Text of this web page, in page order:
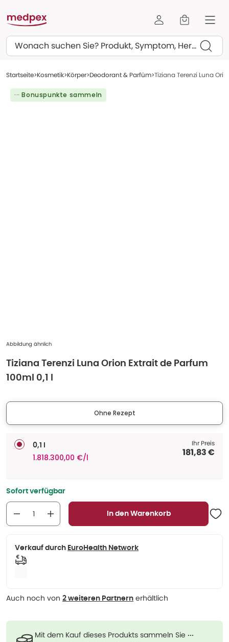
Suchen
Startseite Kosmetik Körper Deodorant & Parfüm Tiziana Terenzi Luna
··· Bonuspunkte sammeln
Abbildung ähnlich
Tiziana Terenzi Luna Orion Extrait de Parfum
100ml 0,1 l
Ohne Rezept
0,1 l
1.818.300,00 €/l
Ihr Preis
181,83 €
Sofort verfügbar
In den Warenkorb
Verkauf durch EuroHealth Network
Auch noch von 2 weiteren Partnern erhältlich
Mit dem Kauf dieses Produkts sammeln Sie ···